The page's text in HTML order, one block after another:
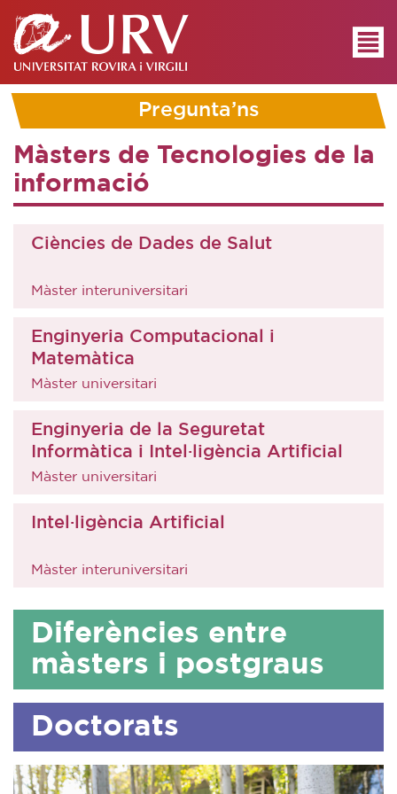
Pregunta’ns
Màsters de Tecnologies de la
informació
Ciències de Dades de Salut
Màster interuniversitari
Enginyeria Computacional i
Matemàtica
Màster universitari
Enginyeria de la Seguretat
Informàtica i Intel·ligència Artificial
Màster universitari
Intel·ligència Artificial
Màster interuniversitari
Diferències entre
màsters i postgraus
Doctorats